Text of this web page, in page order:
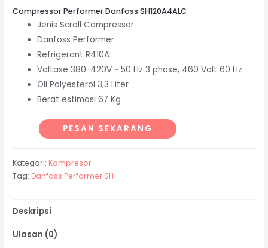
Compressor Performer Danfoss SH120A4ALC
Jenis Scroll Compressor
Danfoss Performer
Refrigerant R410A
Voltase 380-420V ~ 50 Hz 3 phase, 460 Volt 60 Hz
Oli Polyesterol 3,3 Liter
Berat estimasi 67 Kg
PESAN SEKARANG
Kategori: Kompresor
Tag: Danfoss Performer SH
Deskripsi
Ulasan (0)